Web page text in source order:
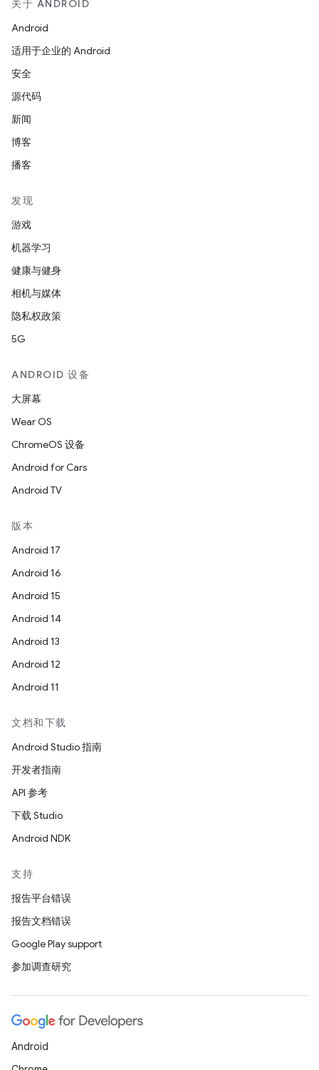
关于 ANDROID
Android
适用于企业的 Android
安全
源代码
新闻
博客
播客
发现
游戏
机器学习
健康与健身
相机与媒体
隐私权政策
5G
ANDROID 设备
大屏幕
Wear OS
ChromeOS 设备
Android for Cars
Android TV
版本
Android 17
Android 16
Android 15
Android 14
Android 13
Android 12
Android 11
文档和下载
Android Studio 指南
开发者指南
API 参考
下载 Studio
Android NDK
支持
报告平台错误
报告文档错误
Google Play support
参加调查研究
Android